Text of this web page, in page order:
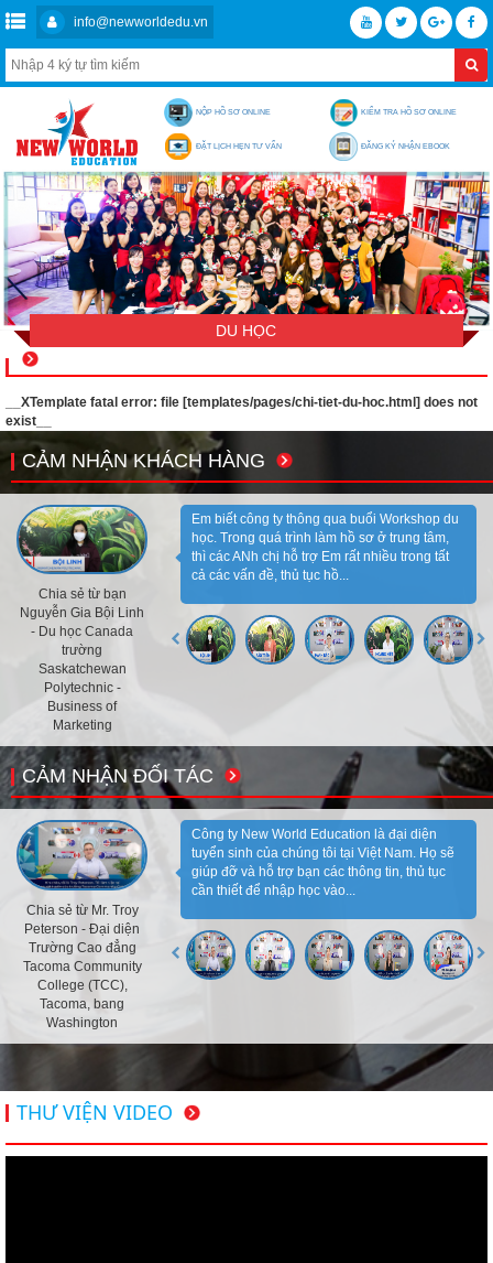
info@newworldedu.vn
NỘP HỒ SƠ ONLINE KIỂM TRA HỒ SƠ ONLINE
ĐẶT LỊCH HẸN TƯ VẤN ĐĂNG KÝ NHẬN EBOOK
DU HỌC
__XTemplate fatal error: file [templates/pages/chi-tiet-du-hoc.html] does not
exist__
CẢM NHẬN KHÁCH HÀNG
Chia sẻ từ bạn
Nguyễn Gia Bội Linh
- Du học Canada
trường
Saskatchewan
Polytechnic -
Business of
Marketing
Em biết công ty thông qua buổi Workshop du
học. Trong quá trình làm hồ sơ ở trung tâm,
thì các ANh chị hỗ trợ Em rất nhiều trong tất
cả các vấn đề, thủ tục hồ...
CẢM NHẬN ĐỐI TÁC
Chia sẻ từ Mr. Troy
Peterson - Đại diện
Trường Cao đẳng
Tacoma Community
College (TCC),
Tacoma, bang
Washington
Công ty New World Education là đại diện
tuyển sinh của chúng tôi tại Việt Nam. Họ sẽ
giúp đỡ và hỗ trợ bạn các thông tin, thủ tục
cần thiết để nhập học vào...
THƯ VIỆN VIDEO